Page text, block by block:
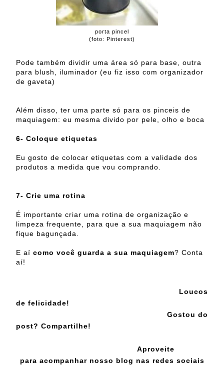
porta pincel
(foto: Pinterest)
Pode também dividir uma área só para base, outra
para blush, iluminador (eu fiz isso com organizador
de gaveta)
Além disso, ter uma parte só para os pinceis de
maquiagem: eu mesma divido por pele, olho e boca
6- Coloque etiquetas
Eu gosto de colocar etiquetas com a validade dos
produtos a medida que vou comprando.
7- Crie uma rotina
É importante criar uma rotina de organização e
limpeza frequente, para que a sua maquiagem não
fique bagunçada.
E aí como você guarda a sua maquiagem? Conta
aí!
Loucos
de felicidade!
Gostou do
post? Compartilhe!
Aproveite
para acompanhar nosso blog nas redes sociais